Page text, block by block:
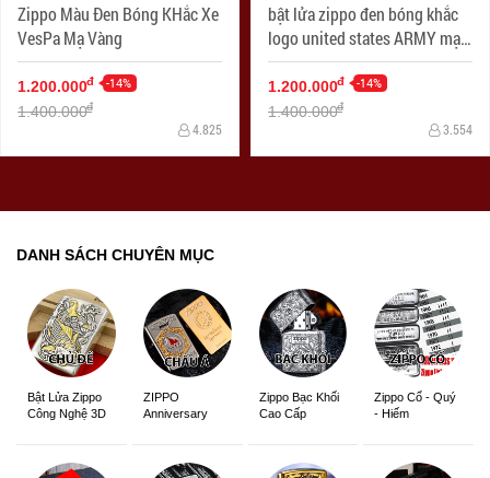
Zippo Màu Đen Bóng KHắc Xe
VesPa Mạ Vàng
1.200.000đ -14%
1.400.000đ
4.825
bật lửa zippo đen bóng khắc
logo united states ARMY mạ
vàng
1.200.000đ -14%
1.400.000đ
3.554
DANH SÁCH CHUYÊN MỤC
Bật Lửa Zippo
Công Nghệ 3D
ZIPPO
Anniversary
Zippo Bạc Khối
Cao Cấp
Zippo Cổ - Quý
- Hiếm